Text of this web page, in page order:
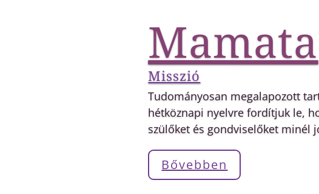
Mamata
Vízió
megelőzhető.